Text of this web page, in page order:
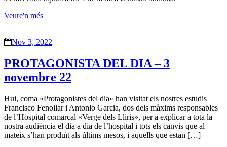
Veure'n més
Nov 3, 2022
PROTAGONISTA DEL DIA – 3
novembre 22
Hui, coma «Protagonistes del dia» han visitat els nostres estudis
Francisco Fenollar i Antonio Garcia, dos dels màxims responsables
de l’Hospital comarcal «Verge dels Lliris», per a explicar a tota la
nostra audiència el dia a dia de l’hospital i tots els canvis que al
mateix s’han produït als últims mesos, i aquells que estan […]